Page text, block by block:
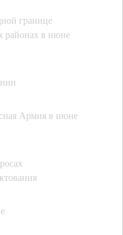
границе
в июне
Армия в июне